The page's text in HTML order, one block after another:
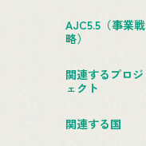
AJC5.5（事業戦
略）
関連するプロジ
ェクト
関連する国